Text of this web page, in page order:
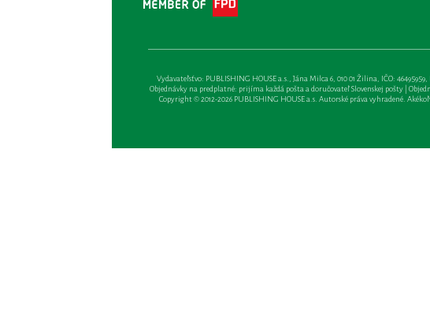
Vydavateľsťvo: PUBLISHING HOUSE a.s., Jána Milca 6, 010 01 Žilina, IČO:
Objednávky na predplatné: prijíma každá pošta a doručovateľ Slovenskej pošty |
Copyright © 2012-2026 PUBLISHING HOUSE a.s. Autorské práva vyhradené.